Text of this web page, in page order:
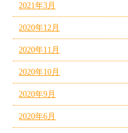
2021年3月
2020年12月
2020年11月
2020年10月
2020年9月
2020年6月